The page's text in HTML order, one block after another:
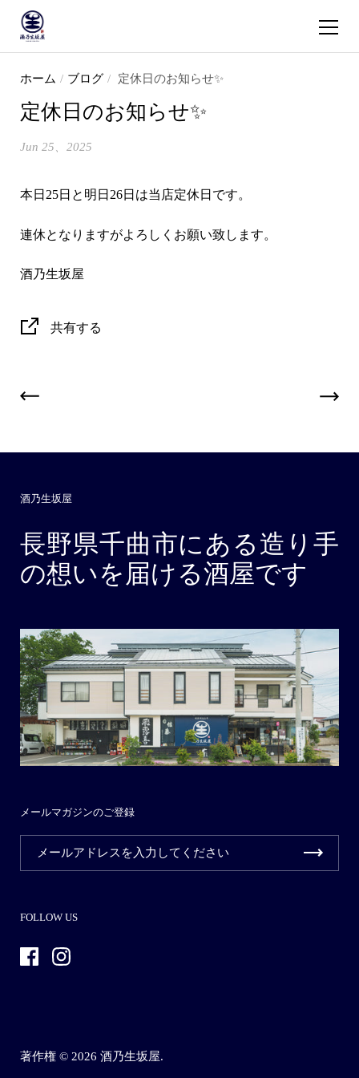
ショッピ
ホーム / ブログ / 定休日のお知らせ✨
定休日のお知らせ✨
Jun 25、2025
本日25日と明日26日は当店定休日です。
連休となりますがよろしくお願い致します。
酒乃生坂屋
共有する
酒乃生坂屋
長野県千曲市にある造り手
の想いを届ける酒屋です
メールマガジンのご登録
FOLLOW US
FacebookInstagram
著作権 © 2026 酒乃生坂屋.